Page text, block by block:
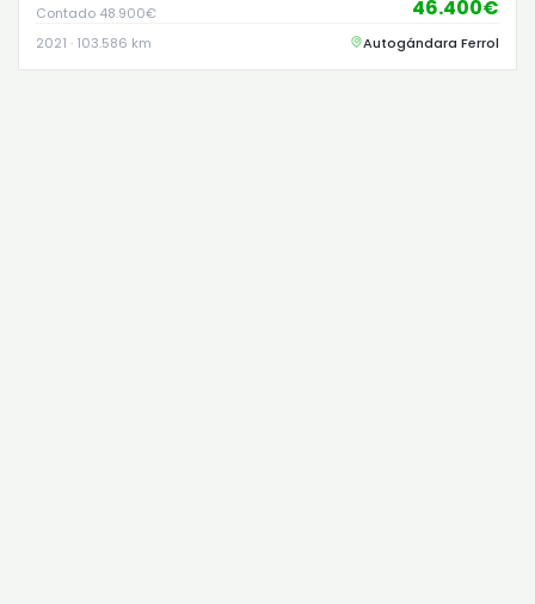
Contado 48.900€ 46.400€
2021 · 103.586 km Autogándara Ferrol